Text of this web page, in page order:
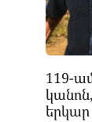
119-